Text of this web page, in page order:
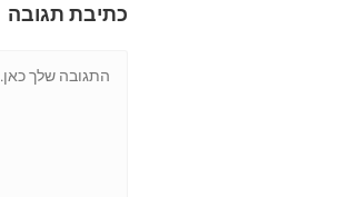
כתיבת תגובה